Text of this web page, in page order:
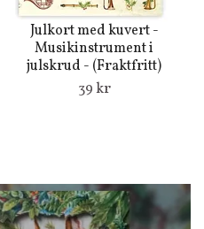
Julkort med kuvert -
Musikinstrument i
julskrud - (Fraktfritt)
39 kr